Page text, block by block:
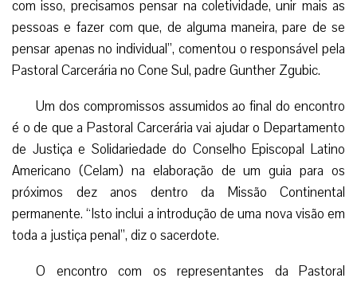
com isso, precisamos pensar na coletividade, unir mais as
pessoas e fazer com que, de alguma maneira, pare de se
pensar apenas no individual”, comentou o responsável pela
Pastoral Carcerária no Cone Sul, padre Gunther Zgubic.
Um dos compromissos assumidos ao final do encontro
é o de que a Pastoral Carcerária vai ajudar o Departamento
de Justiça e Solidariedade do Conselho Episcopal Latino
Americano (Celam) na elaboração de um guia para os
próximos dez anos dentro da Missão Continental
permanente. “Isto inclui a introdução de uma nova visão em
toda a justiça penal”, diz o sacerdote.
O encontro com os representantes da Pastoral